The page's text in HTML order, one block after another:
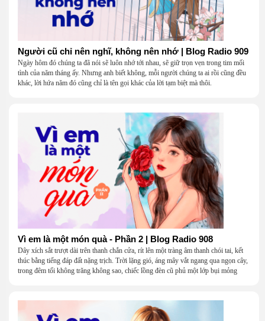
Người cũ chỉ nên nghĩ, không nên nhớ | Blog Radio 909
Ngày hôm đó chúng ta đã nói sẽ luôn nhớ tới nhau, sẽ giữ trọn vẹn trong tim mối
tình của năm tháng ấy. Nhưng anh biết không, mỗi người chúng ta ai rồi cũng đều
khác, lời hứa năm đó cũng chỉ là tên gọi khác của lời tạm biệt mà thôi.
Vì em là một món quà - Phần 2 | Blog Radio 908
Dây xích sắt trượt dài trên thanh chắn cửa, rít lên một tràng âm thanh chói tai, kết
thúc bằng tiếng đáp đất nặng trịch. Trời lặng gió, áng mây vắt ngang qua ngọn cây,
trong đêm tối không trăng không sao, chiếc lồng đèn cũ phủ một lớp bụi mỏng